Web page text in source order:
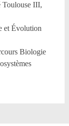
Toulouse III,
et Évolution
Biologie